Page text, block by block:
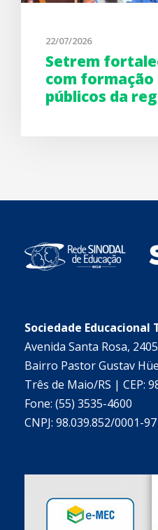
22/07/2026
Setrem
com
públicos da
Sociedade Educacional
Avenida Santa Rosa, 2405
Bairro Pastor Gustav
Três de Maio/RS | CEP:
Fone: (55) 3535-4600
CNPJ: 98.039.852/0001-97